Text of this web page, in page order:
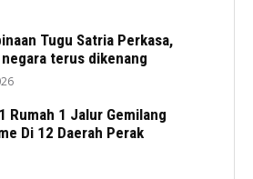
Tugu Satria Perkasa,
terus dikenang
Rumah 1 Jalur Gemilang
Di 12 Daerah Perak